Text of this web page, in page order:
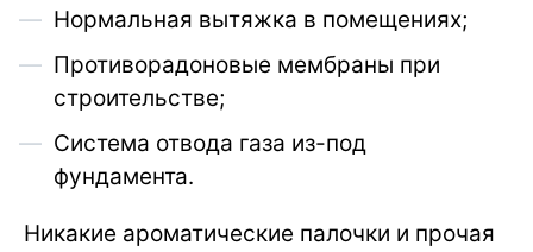
Нормальная вытяжка в помещениях;
Противорадоновые мембраны при
строительстве;
Система отвода газа из-под
фундамента.
Никакие ароматические палочки и прочая